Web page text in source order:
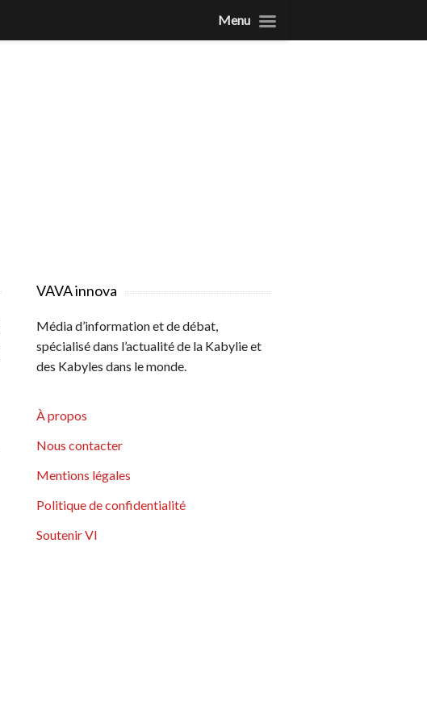
VAVA innova
Média d’information et de débat,
spécialisé dans l’actualité de la Kabylie et
des Kabyles dans le monde.
À propos
Nous contacter
Mentions légales
Politique de confidentialité
Soutenir VI
Menu